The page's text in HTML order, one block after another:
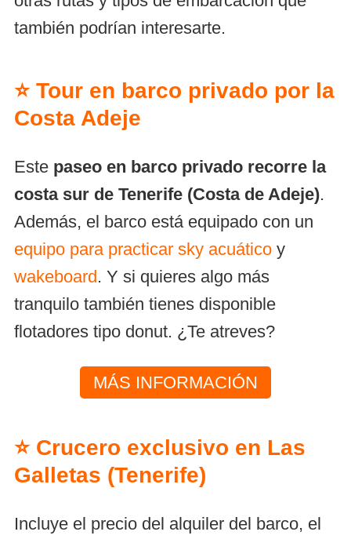
también podrían interesarte.
⭐ Tour en barco privado por la
Costa Adeje
Este paseo en barco privado recorre la
costa sur de Tenerife (Costa de Adeje).
Además, el barco está equipado con un
equipo para practicar sky acuático y
wakeboard. Y si quieres algo más
tranquilo también tienes disponible
flotadores tipo donut. ¿Te atreves?
MÁS INFORMACIÓN
⭐ Crucero exclusivo en Las
Galletas (Tenerife)
Incluye el precio del alquiler del barco, el